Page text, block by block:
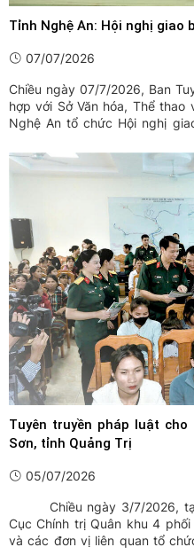
Tỉnh Nghệ An: Hội nghị giao
07/07/2026
Chiều ngày 07/7/2026, Ban
hợp với Sở Văn hóa, Thể
Nghệ An tổ chức Hội nghị
các nhiệm vụ trọng tâm trong
Tuyên truyền pháp luật
Sơn, tỉnh Quảng Trị
05/07/2026
Chiều ngày 3/7/2026, tại
Cục Chính trị Quân khu 4
và các đơn vị liên quan tổ